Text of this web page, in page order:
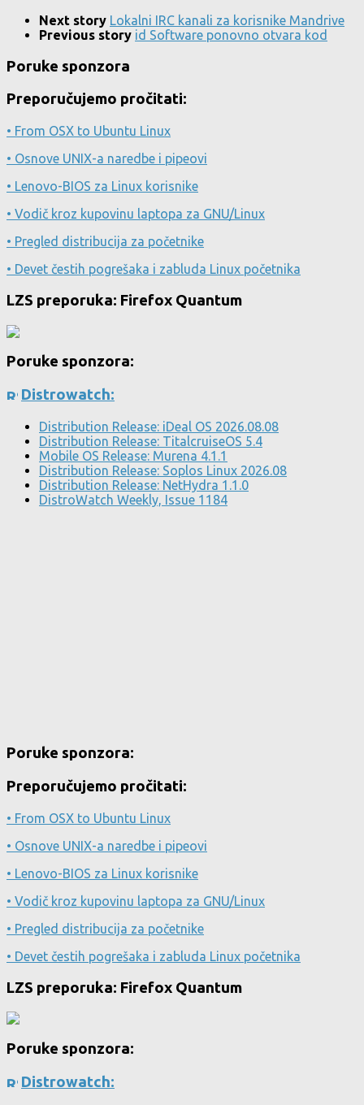
Next story Lokalni IRC kanali za korisnike Mandrive
Previous story id Software ponovno otvara kod
Poruke sponzora
Preporučujemo pročitati:
• From OSX to Ubuntu Linux
• Osnove UNIX-a naredbe i pipeovi
• Lenovo-BIOS za Linux korisnike
• Vodič kroz kupovinu laptopa za GNU/Linux
• Pregled distribucija za početnike
• Devet čestih pogrešaka i zabluda Linux početnika
LZS preporuka: Firefox Quantum
Poruke sponzora:
Distrowatch:
Distribution Release: iDeal OS 2026.08.08
Distribution Release: TitalcruiseOS 5.4
Mobile OS Release: Murena 4.1.1
Distribution Release: Soplos Linux 2026.08
Distribution Release: NetHydra 1.1.0
DistroWatch Weekly, Issue 1184
Poruke sponzora:
Preporučujemo pročitati:
• From OSX to Ubuntu Linux
• Osnove UNIX-a naredbe i pipeovi
• Lenovo-BIOS za Linux korisnike
• Vodič kroz kupovinu laptopa za GNU/Linux
• Pregled distribucija za početnike
• Devet čestih pogrešaka i zabluda Linux početnika
LZS preporuka: Firefox Quantum
Poruke sponzora:
Distrowatch: